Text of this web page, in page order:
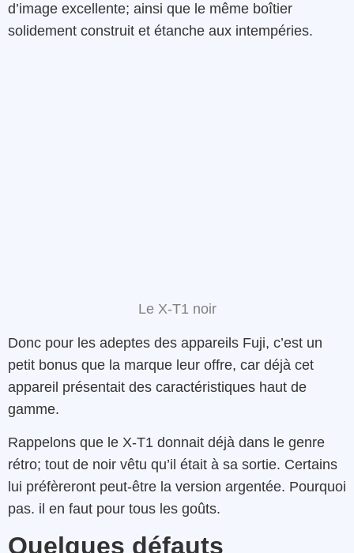
d’image excellente; ainsi que le même boîtier
solidement construit et étanche aux intempéries.
Le X-T1 noir
Donc pour les adeptes des appareils Fuji, c’est un
petit bonus que la marque leur offre, car déjà cet
appareil présentait des caractéristiques haut de
gamme.
Rappelons que le X-T1 donnait déjà dans le genre
rétro; tout de noir vêtu qu’il était à sa sortie. Certains
lui préfèreront peut-être la version argentée. Pourquoi
pas. il en faut pour tous les goûts.
Quelques défauts